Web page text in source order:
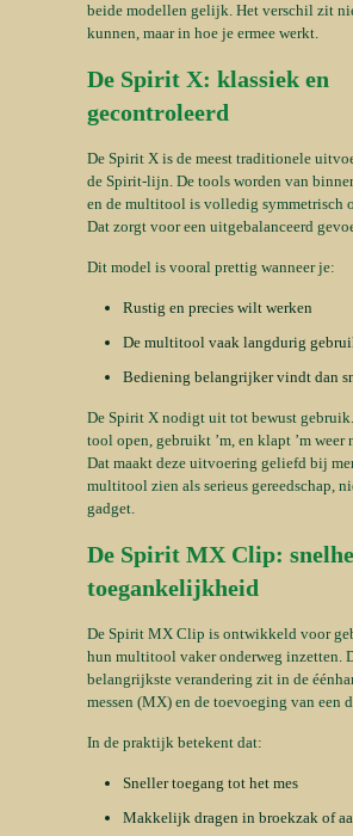
beide modellen gelijk. Het verschil zit
kunnen, maar in hoe je ermee werkt.
De Spirit X: klassiek en
gecontroleerd
De Spirit X is de meest traditionele
de Spirit-lijn. De tools worden van
en de multitool is volledig symmetrisch
Dat zorgt voor een uitgebalanceerd
Dit model is vooral prettig wanneer je:
Rustig en precies wilt werken
De multitool vaak langdurig
Bediening belangrijker vindt dan
De Spirit X nodigt uit tot bewust
tool open, gebruikt ’m, en klapt ’m weer
Dat maakt deze uitvoering geliefd bij
multitool zien als serieus gereedschap,
gadget.
De Spirit MX Clip:
toegankelijkheid
De Spirit MX Clip is ontwikkeld voor
hun multitool vaker onderweg inzetten.
belangrijkste verandering zit in de
messen (MX) en de toevoeging van een
In de praktijk betekent dat:
Sneller toegang tot het mes
Makkelijk dragen in broekzak of